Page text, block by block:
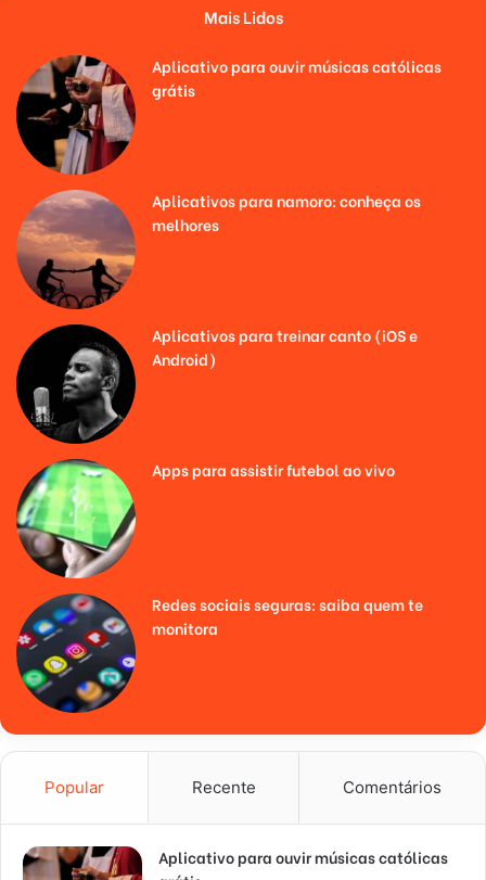
Mais Lidos
Aplicativo para ouvir músicas católicas
grátis
Aplicativos para namoro: conheça os
melhores
Aplicativos para treinar canto (iOS e
Android)
Apps para assistir futebol ao vivo
Redes sociais seguras: saiba quem te
monitora
Popular Recente Comentários
Aplicativo para ouvir músicas católicas